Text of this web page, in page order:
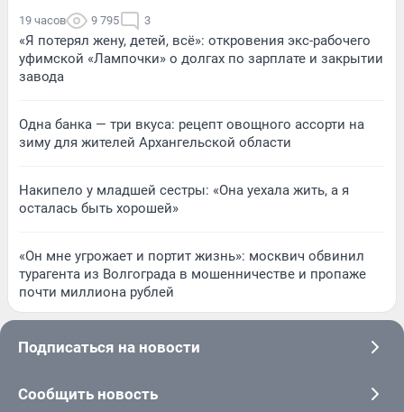
19 часов 9 795 3
«Я потерял жену, детей, всё»: откровения экс-рабочего
уфимской «Лампочки» о долгах по зарплате и закрытии
завода
Одна банка — три вкуса: рецепт овощного ассорти на
зиму для жителей Архангельской области
Накипело у младшей сестры: «Она уехала жить, а я
осталась быть хорошей»
«Он мне угрожает и портит жизнь»: москвич обвинил
турагента из Волгограда в мошенничестве и пропаже
почти миллиона рублей
Подписаться на новости
Сообщить новость